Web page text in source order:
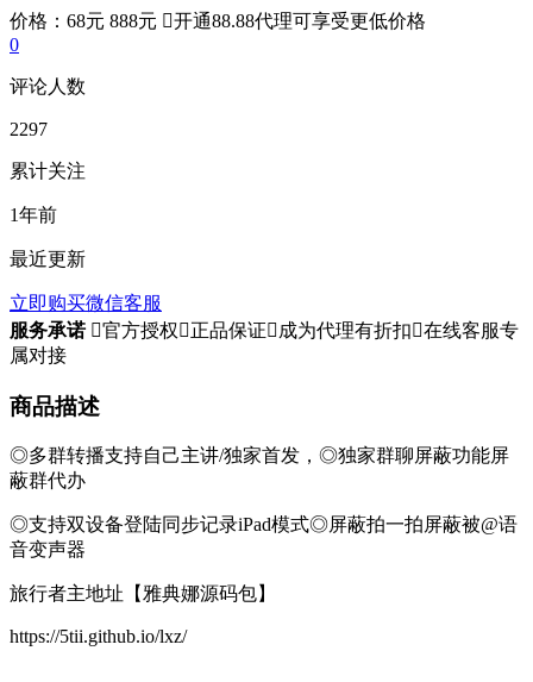
价格： 68元 888元 开通88.88代理可享受更低价格
0
评论人数
2297
累计关注
1年前
最近更新
立即购买微信客服
服务承诺 官方授权正品保证 成为代理有折扣在线客服专
属对接
商品描述
◎多群转播支持自己主讲/独家首发，◎独家群聊屏蔽功能屏
蔽群代办
◎支持双设备登陆同步记录iPad模式◎屏蔽拍一拍屏蔽被@语
音变声器
旅行者主地址【雅典娜源码包】
https://5tii.github.io/lxz/